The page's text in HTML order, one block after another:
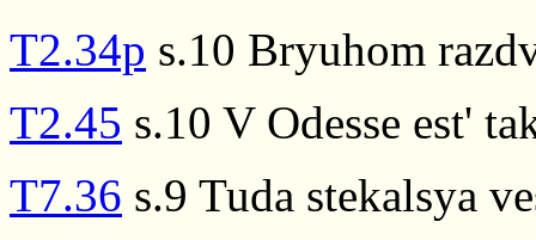
T2.34p s.10 Bryuhom
T2.45 s.10 V Odesse est'
T7.36 s.9 Tuda stekalsya